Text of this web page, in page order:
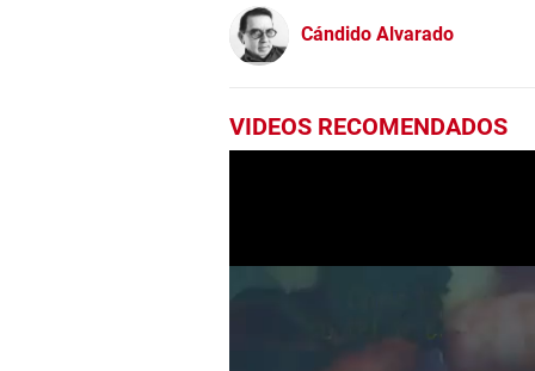
Cándido Alvarado
VIDEOS RECOMENDADOS